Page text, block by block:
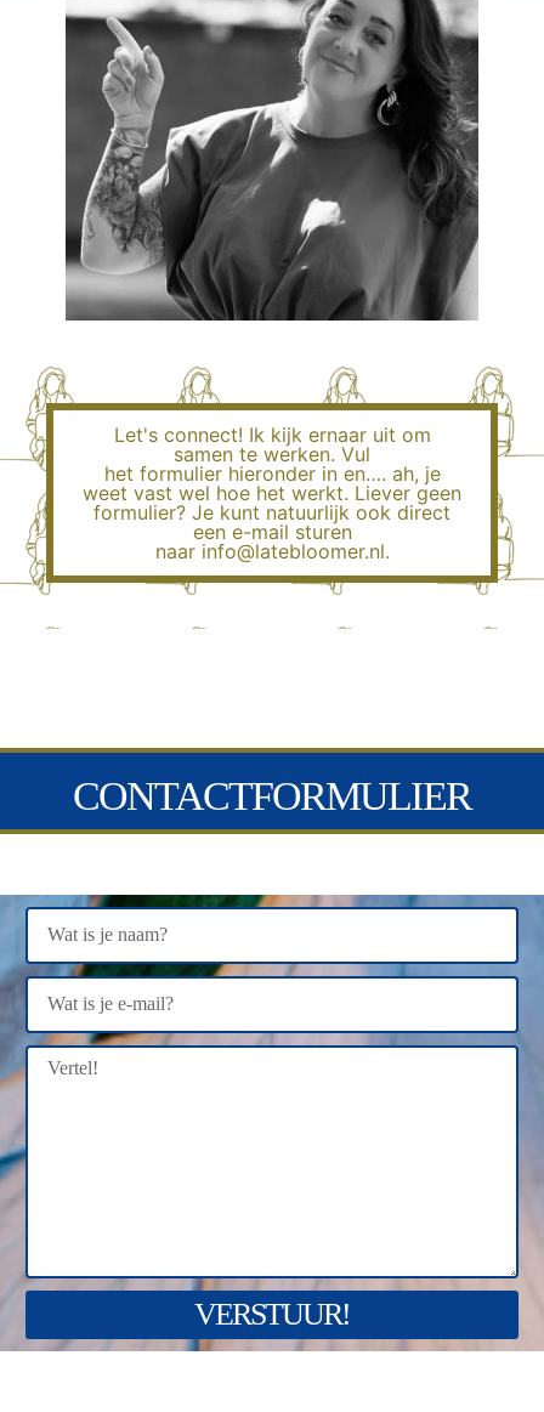
Let's connect! Ik kijk ernaar uit om
samen te werken. Vul
het formulier hieronder in en…. ah, je
weet vast wel hoe het werkt. Liever geen
formulier? Je kunt natuurlijk ook direct
een e-mail sturen
naar info@latebloomer.nl.
CONTACTFORMULIER
VERSTUUR!